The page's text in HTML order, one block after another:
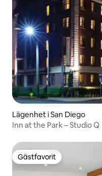
Lägenhet i San Diego
Inn at the Park – Studio Q
Gästfavorit
Gästfavorit